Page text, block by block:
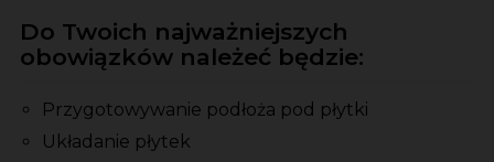
Do Twoich najważniejszych
obowiązków należeć będzie:
Przygotowywanie podłoża pod płytki
Układanie płytek